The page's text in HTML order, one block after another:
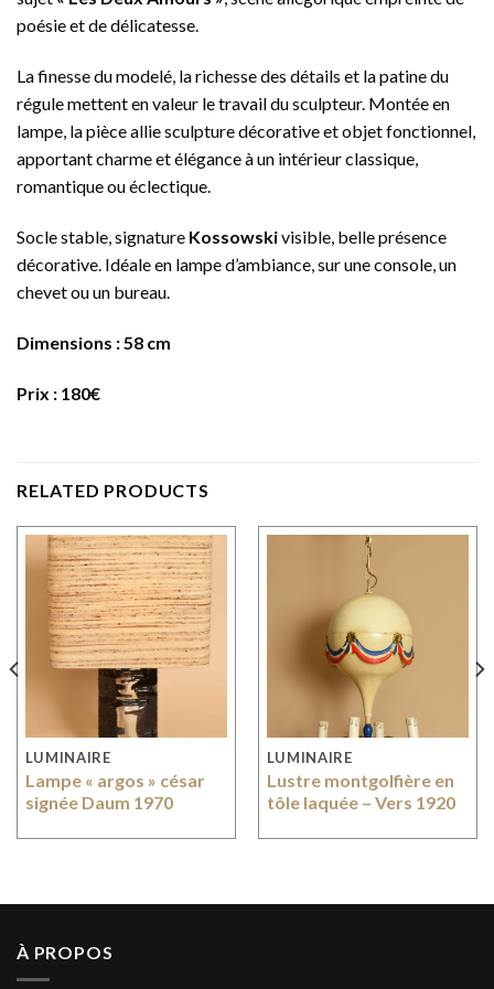
poésie et de délicatesse.
La finesse du modelé, la richesse des détails et la patine du
régule mettent en valeur le travail du sculpteur. Montée en
lampe, la pièce allie sculpture décorative et objet fonctionnel,
apportant charme et élégance à un intérieur classique,
romantique ou éclectique.
Socle stable, signature Kossowskivisible, belle présence
décorative. Idéale en lampe d’ambiance, sur une console, un
chevet ou un bureau.
Dimensions : 58 cm
Prix : 180€
RELATED PRODUCTS
LUMINAIRE
Lampe « argos » césar
signée Daum 1970
LUMINAIRE
Lustre montgolfière en
tôle laquée – Vers 1920
À PROPOS